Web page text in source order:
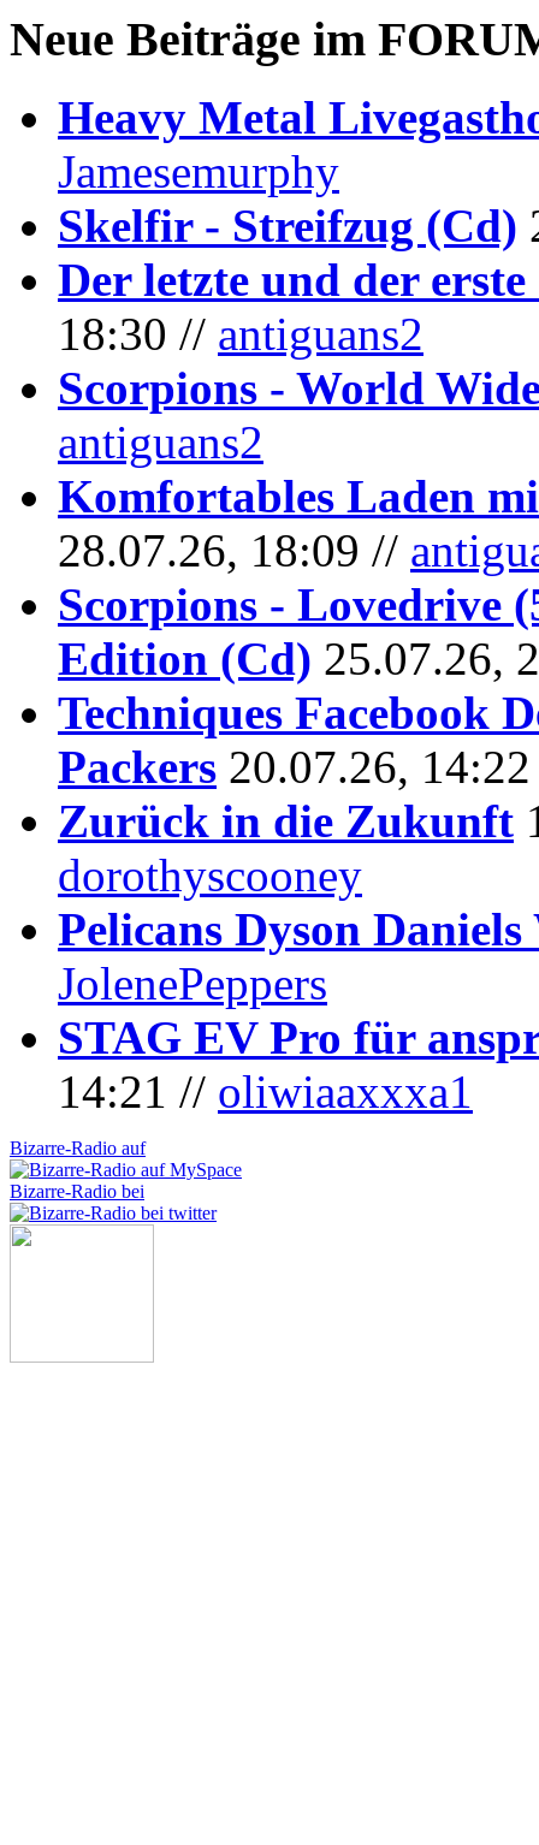
Neue Beiträge im
Heavy Metal
Jamesemurphy
Skelfir - Streifzug (Cd)
Der letzte und der erste
18:30 // antiguans2
Scorpions - World
antiguans2
Komfortables Laden
28.07.26, 18:09 //
Scorpions - Lovedrive
Edition (Cd) 25.07.26,
Techniques Facebook
Packers 20.07.26,
Zurück in die Zukunft
dorothyscooney
Pelicans Dyson
JolenePeppers
STAG EV Pro für
14:21 // oliwiaaxxxa1
Bizarre-Radio auf
Bizarre-Radio bei